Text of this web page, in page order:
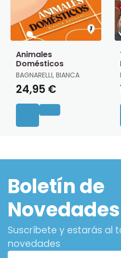
Animales
Domésticos
BAGNARELLI, BIANCA
24,95 €
Boletín de
Novedades
Suscríbete y estarás al
novedades